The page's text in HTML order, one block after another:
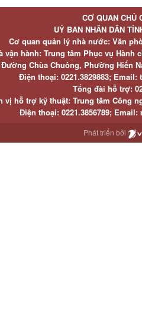
CƠ QUAN CHỦ
UỶ BAN NHÂN DÂN
Cơ quan quản lý nhà nước: Văn
hành: Trung tâm Phục vụ Hành
Chùa Chuông, Phường Hiến
Điện thoại: 0221.3829883; Email:
Tổng đài hỗ trợ:
vị hỗ trợ kỹ thuật: Trung tâm Công
Điện thoại: 0221.3856789;
Phát triển bởi